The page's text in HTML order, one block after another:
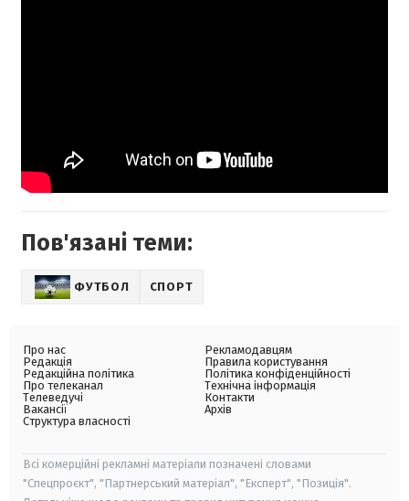
Пов'язані теми:
ФУТБОЛ СПОРТ
Про нас
Редакція
Редакційна політика
Про телеканал
Телеведучі
Вакансії
Структура власності
Рекламодавцям
Правила користування
Політика конфіденційності
Технічна інформація
Контакти
Архів
Всі комерційні рекламні матеріали позначені словами
"Спецпроєкт", "Партнерський матеріал", "Експерт", "Позиція".